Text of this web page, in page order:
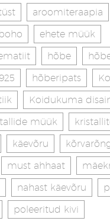
aroomiteraapia
ehete müük
hõbe
hõberipats
Koidukuma
müük
käevõru
must ahhaat
nahast käevõru
poleeritud kivi